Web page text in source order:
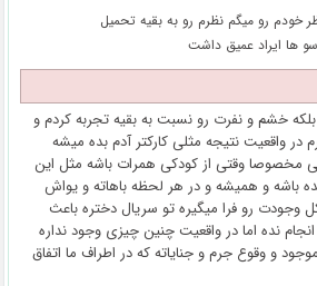
خودم رو میگم نظرم رو به بقیه تحمیل
ها ایراد عمیق داشت
بلکه خشم و نفرت رو نسبت به بقیه تجربه کردم و
در واقعیت نتیجه مثلی کارکتر آدم بده میشه
وقتی از کودکی همرات باشه مثل این
باشه و همیشه و در هر لحظه باهاته و یواش
وجودت رو فرا میگیره تو سریال دختره باعث
نده اما در واقعیت چنین چیزی وجود نداره
و وقوع جرم و جنایاته که در اطراف ما اتفاق